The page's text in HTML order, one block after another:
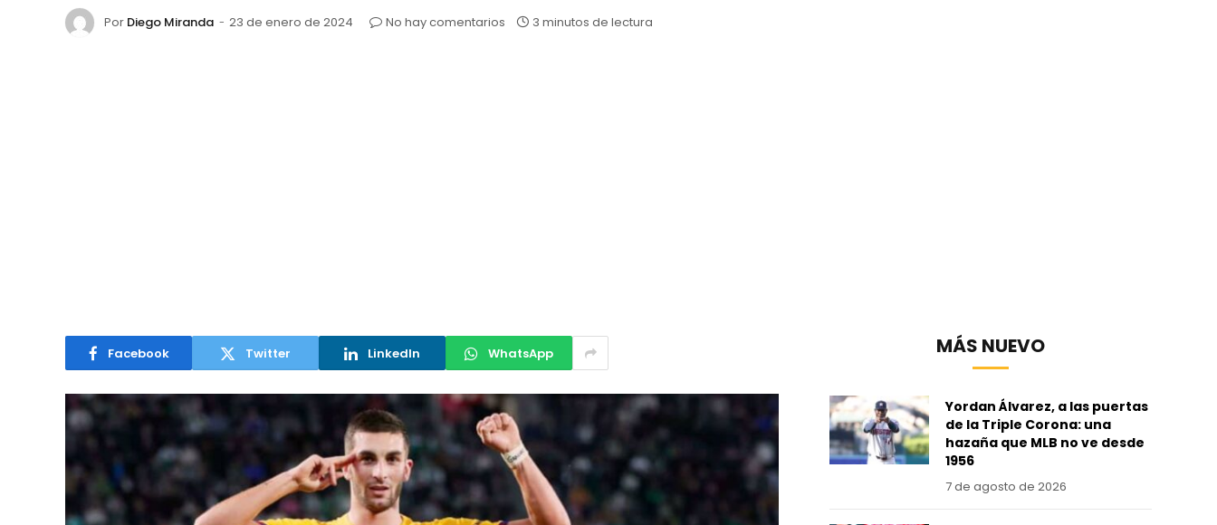
Por Diego Miranda 23 de enero de 2024 No hay comentarios 3 minutos de lectura
Facebook Twitter LinkedIn WhatsApp MÁS NUEVO
Yordan Álvarez, a las puertas
de la Triple Corona: una
hazaña que MLB no ve desde
1956
7 de agosto de 2026